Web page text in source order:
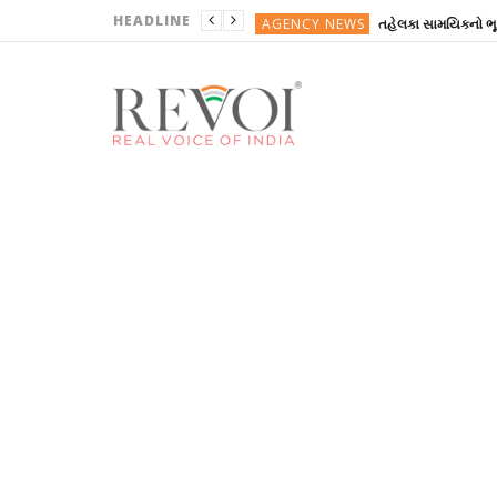
HEADLINE AGENCY NEWS
ગુજરાતી
REVOINEWS